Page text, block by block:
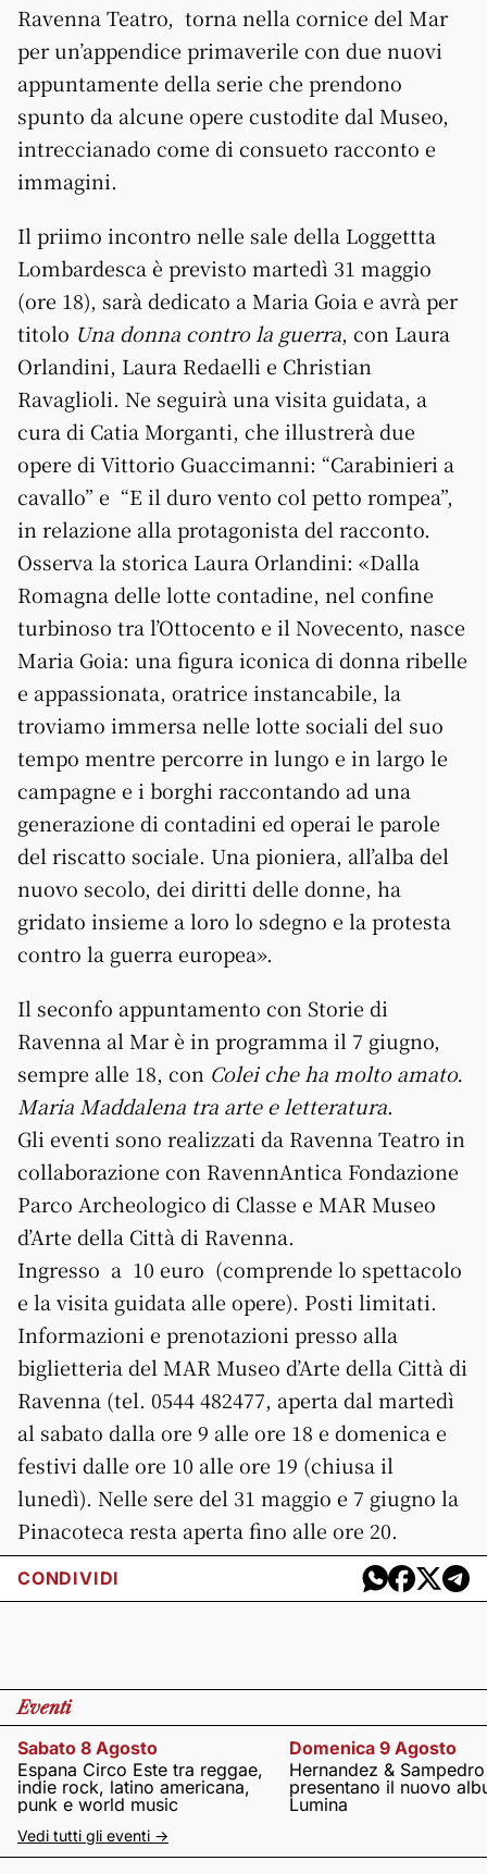
Ravenna Teatro, torna nella cornice del Mar
per un’appendice primaverile con due nuovi
appuntamente della serie che prendono
spunto da alcune opere custodite dal Museo,
intreccianado come di consueto racconto e
immagini.
Il priimo incontro nelle sale della Loggettta
Lombardesca è previsto martedì 31 maggio
(ore 18), sarà dedicato a Maria Goia e avrà per
titolo Una donna contro la guerra, con Laura
Orlandini, Laura Redaelli e Christian
Ravaglioli. Ne seguirà una visita guidata, a
cura di Catia Morganti, che illustrerà due
opere di Vittorio Guaccimanni: “Carabinieri a
cavallo” e “E il duro vento col petto rompea”,
in relazione alla protagonista del racconto.
Osserva la storica Laura Orlandini: «Dalla
Romagna delle lotte contadine, nel confine
turbinoso tra l’Ottocento e il Novecento, nasce
Maria Goia: una figura iconica di donna ribelle
e appassionata, oratrice instancabile, la
troviamo immersa nelle lotte sociali del suo
tempo mentre percorre in lungo e in largo le
campagne e i borghi raccontando ad una
generazione di contadini ed operai le parole
del riscatto sociale. Una pioniera, all’alba del
nuovo secolo, dei diritti delle donne, ha
gridato insieme a loro lo sdegno e la protesta
contro la guerra europea».
Il seconfo appuntamento con Storie di
Ravenna al Mar è in programma il 7 giugno,
sempre alle 18, con Colei che ha molto amato.
Maria Maddalena tra arte e letteratura.
Gli eventi sono realizzati da Ravenna Teatro in
collaborazione con RavennAntica Fondazione
Parco Archeologico di Classe e MAR Museo
d’Arte della Città di Ravenna.
Ingresso a 10 euro (comprende lo spettacolo
e la visita guidata alle opere). Posti limitati.
Informazioni e prenotazioni presso alla
biglietteria del MAR Museo d’Arte della Città di
Ravenna (tel. 0544 482477, aperta dal martedì
al sabato dalla ore 9 alle ore 18 e domenica e
festivi dalle ore 10 alle ore 19 (chiusa il
lunedì). Nelle sere del 31 maggio e 7 giugno la
Pinacoteca resta aperta fino alle ore 20.
CONDIVIDI
Eventi
Sabato 8 Agosto
Espana Circo Este tra reggae,
indie rock, latino americana,
punk e world music
Domenica 9 Agosto
Hernandez & Sampedro
presentano il nuovo
Lumina
Vedi tutti gli eventi ->